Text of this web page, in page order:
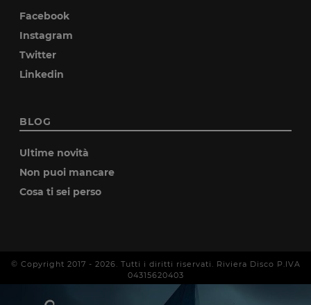
Facebook
Instagram
Twitter
Linkedin
BLOG
Ultime novità
Non puoi mancare
Cosa ti sei perso
© Copyright 2017 - 2026 . Tutti i diritti riservati. Riviera Disco P.IVA
04315620403